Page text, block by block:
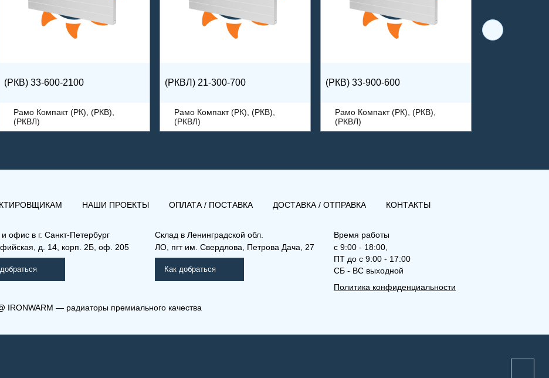
(РКВ) 33-600-2100
Рамо Компакт (РК), (РКВ),
(РКВЛ)
(РКВЛ) 21-300-700
Рамо Компакт (РК), (РКВ),
(РКВЛ)
(РКВ) 33-900-600
Рамо Компакт (РК), (РКВ),
(РКВЛ)
(РКВЛ) 11-300-2000 (РКВЛ) 21-300-2800
НАШИ ПРОЕКТЫ ОПЛАТА / ПОСТАВКА ДОСТАВКА / ОТПРАВКА КОНТАКТЫ
и офис в г. Санкт-Петербург
д. 14, корп. 2Б, оф. 205
Склад в Ленинградской обл.
ЛО, пгт им. Свердлова, Петрова Дача, 27
Как добраться
Время работы
с 9:00 - 18:00,
ПТ до с 9:00 - 17:00
СБ - ВС выходной
Политика конфиденциальности
IRONWARM — радиаторы премиального качества